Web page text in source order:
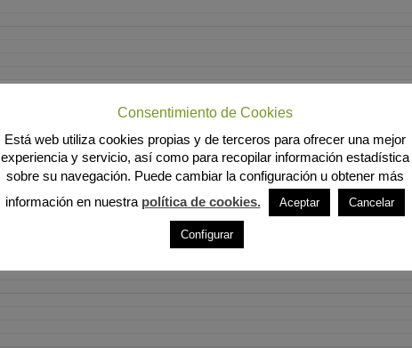
Consentimiento de Cookies
Está web utiliza cookies propias y de terceros para ofrecer una mejor
experiencia y servicio, así como para recopilar información estadística
sobre su navegación. Puede cambiar la configuración u obtener más
información en nuestra política de cookies. Aceptar Cancelar
Configurar